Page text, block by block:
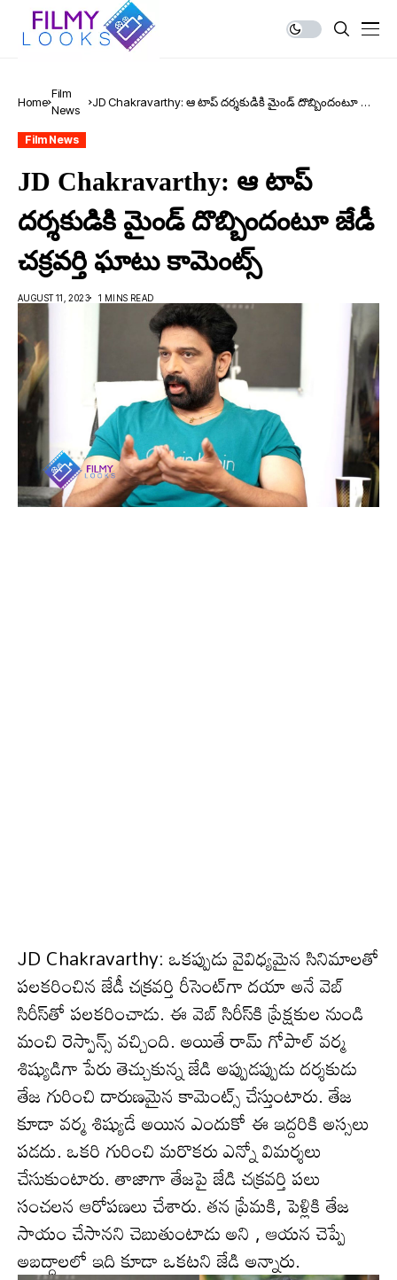
Home
Film
News
JD Chakravarthy: ఆ టాప్ ద‌ర్శ‌కుడికి మైండ్ దొబ్బిందంటూ జేడీ
Film News
JD Chakravarthy: ఆ టాప్
ద‌ర్శ‌కుడికి మైండ్ దొబ్బిందంటూ జేడీ
చ‌క్ర‌వర్తి ఘాటు కామెంట్స్
AUGUST 11, 2023 1 MINS READ
JD Chakravarthy: ఒక‌ప్పుడు వైవిధ్య‌మైన సినిమాల‌తో
ప‌ల‌క‌రించిన జేడీ చ‌క్ర‌వ‌ర్తి రీసెంట్‌గా ద‌యా అనే వెబ్
సిరీస్‌తో ప‌ల‌కరించాడు. ఈ వెబ్ సిరీస్‌కి ప్రేక్ష‌కుల నుండి
మంచి రెస్పాన్స్ వ‌చ్చింది. అయితే రామ్ గోపాల్ వ‌ర్మ
శిష్యుడిగా పేరు తెచ్చుకున్న జేడి అప్పుడ‌ప్పుడు ద‌ర్శ‌కుడు
తేజ గురించి దారుణ‌మైన కామెంట్స్ చేస్తుంటారు. తేజ
కూడా వ‌ర్మ శిష్యుడే అయిన ఎందుకో ఈ ఇద్ద‌రికి అస్స‌లు
ప‌డ‌దు. ఒక‌రి గురించి మ‌రొక‌రు ఎన్నో విమ‌ర్శ‌లు
చేసుకుంటారు. తాజాగా తేజ‌పై జేడి చక్ర‌వ‌ర్తి ప‌లు
సంచ‌ల‌న ఆరోప‌ణ‌లు చేశారు. త‌న ప్రేమ‌కి, పెళ్లికి తేజ
సాయం చేసాన‌ని చెబుతుంటాడు అని , ఆయ‌న చెప్పే
అబ‌ద్ధాల‌లో ఇది కూడా ఒక‌ట‌ని జేడి అన్నారు.